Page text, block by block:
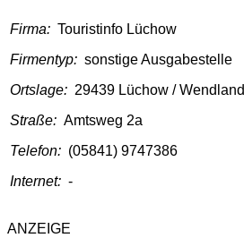
Firma: Touristinfo Lüchow
Firmentyp: sonstige Ausgabestelle
Ortslage: 29439 Lüchow / Wendland
Straße: Amtsweg 2a
Telefon: (05841) 9747386
Internet: -
ANZEIGE